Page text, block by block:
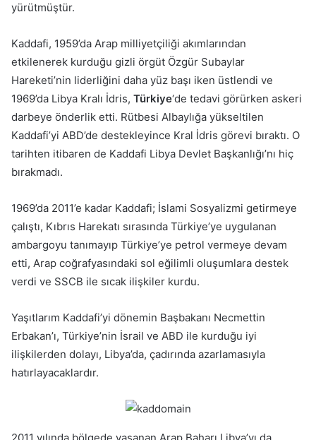
yürütmüştür.
Kaddafi, 1959’da Arap milliyetçiliği akımlarından
etkilenerek kurduğu gizli örgüt Özgür Subaylar
Hareketi’nin liderliğini daha yüz başı iken üstlendi ve
1969’da Libya Kralı İdris, Türkiye‘de tedavi görürken askeri
darbeye önderlik etti. Rütbesi Albaylığa yükseltilen
Kaddafi’yi ABD’de destekleyince Kral İdris görevi bıraktı. O
tarihten itibaren de Kaddafi Libya Devlet Başkanlığı’nı hiç
bırakmadı.
1969’da 2011’e kadar Kaddafi; İslami Sosyalizmi getirmeye
çalıştı, Kıbrıs Harekatı sırasında Türkiye’ye uygulanan
ambargoyu tanımayıp Türkiye’ye petrol vermeye devam
etti, Arap coğrafyasındaki sol eğilimli oluşumlara destek
verdi ve SSCB ile sıcak ilişkiler kurdu.
Yaşıtlarım Kaddafi’yi dönemin Başbakanı Necmettin
Erbakan’ı, Türkiye’nin İsrail ve ABD ile kurduğu iyi
ilişkilerden dolayı, Libya’da, çadırında azarlamasıyla
hatırlayacaklardır.